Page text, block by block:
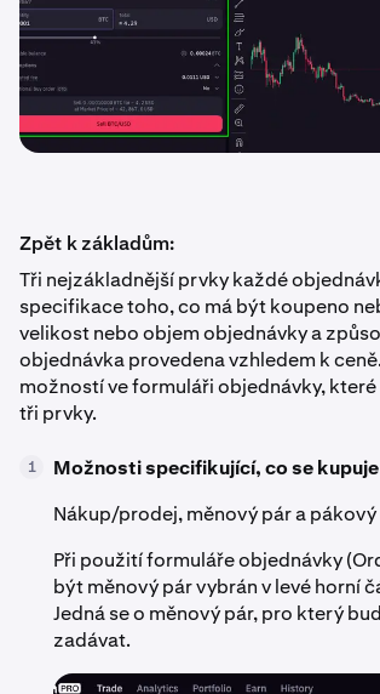
Zpět k základům:
Tři nejzákladnější prvky každé
specifikace toho, co má být koupeno
velikost nebo objem objednávky a
objednávka provedena vzhledem k
možností ve formuláři objednávky,
tři prvky.
1
Možnosti specifikující, co se
Nákup/prodej, měnový pár a
Při použití formuláře objednávky
být měnový pár vybrán v levé horní
Jedná se o měnový pár, pro který
zadávat.